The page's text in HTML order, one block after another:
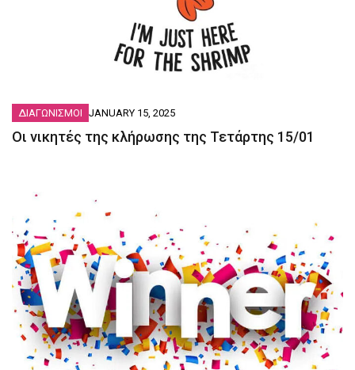
ΔΙΑΓΩΝΙΣΜΟΙ JANUARY 15, 2025
Οι νικητές της κλήρωσης της Τετάρτης 15/01